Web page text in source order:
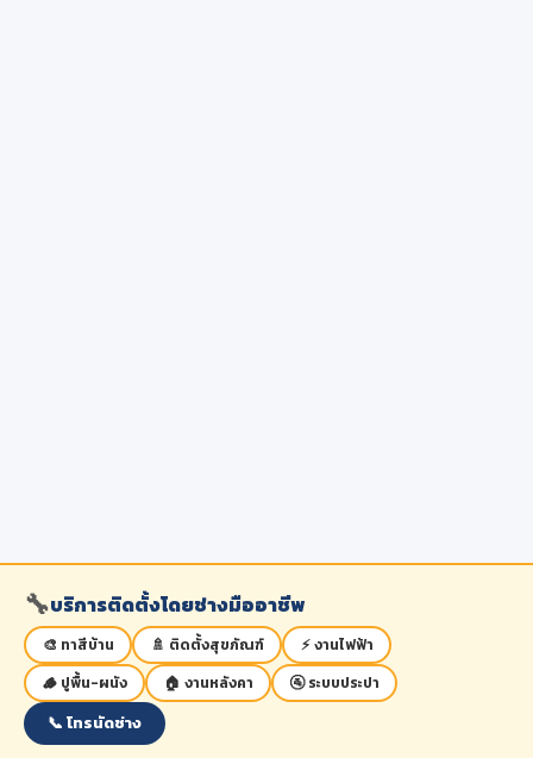
🔧บริการติดตั้งโดยช่างมืออาชีพ
🎨 ทาสีบ้าน 🚿 ติดตั้งสุขภัณฑ์
⚡ งานไฟฟ้า
🪵 ปูพื้น-ผนัง
🏠 งานหลังคา 🚰 ระบบประปา
📞 โทรนัดช่าง